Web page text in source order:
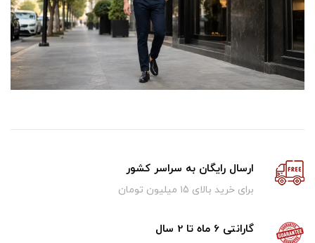
ارسال رایگان به سراسر کشور
برای خرید بالای ۱5 میلیون تومان
گارانتی 6 ماه تا 2 سال